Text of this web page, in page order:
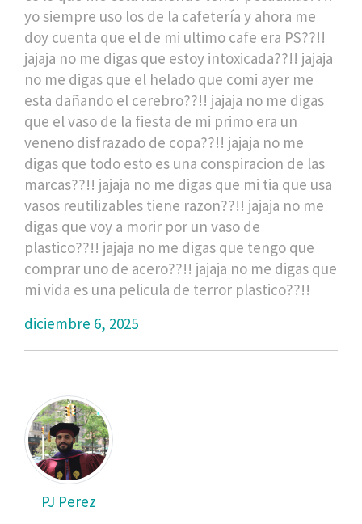
yo siempre uso los de la cafetería y ahora me
doy cuenta que el de mi ultimo cafe era PS??!!
jajaja no me digas que estoy intoxicada??!! jajaja
no me digas que el helado que comi ayer me
esta dañando el cerebro??!! jajaja no me digas
que el vaso de la fiesta de mi primo era un
veneno disfrazado de copa??!! jajaja no me
digas que todo esto es una conspiracion de las
marcas??!! jajaja no me digas que mi tia que usa
vasos reutilizables tiene razon??!! jajaja no me
digas que voy a morir por un vaso de
plastico??!! jajaja no me digas que tengo que
comprar uno de acero??!! jajaja no me digas que
mi vida es una pelicula de terror plastico??!!
diciembre 6, 2025
PJ Perez